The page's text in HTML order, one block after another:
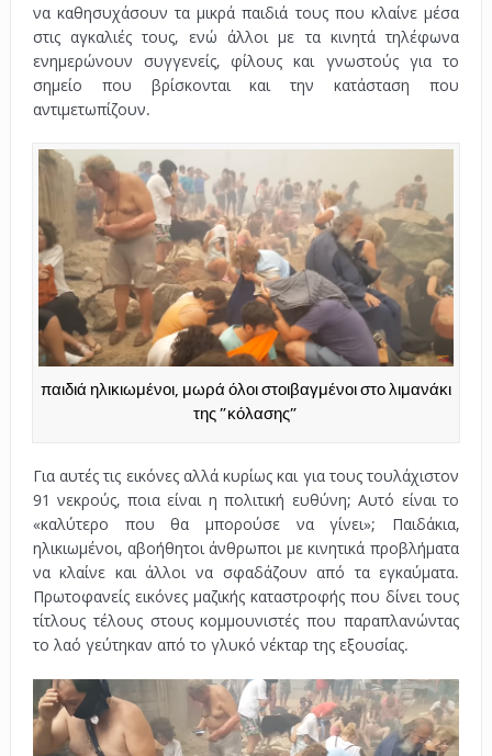
να καθησυχάσουν τα μικρά παιδιά τους που κλαίνε μέσα
στις αγκαλιές τους, ενώ άλλοι με τα κινητά τηλέφωνα
ενημερώνουν συγγενείς, φίλους και γνωστούς για το
σημείο που βρίσκονται και την κατάσταση που
αντιμετωπίζουν.
παιδιά ηλικιωμένοι, μωρά όλοι στοιβαγμένοι στο λιμανάκι
της ”κόλασης”
Για αυτές τις εικόνες αλλά κυρίως και για τους τουλάχιστον
91 νεκρούς, ποια είναι η πολιτική ευθύνη; Αυτό είναι το
«καλύτερο που θα μπορούσε να γίνει»; Παιδάκια,
ηλικιωμένοι, αβοήθητοι άνθρωποι με κινητικά προβλήματα
να κλαίνε και άλλοι να σφαδάζουν από τα εγκαύματα.
Πρωτοφανείς εικόνες μαζικής καταστροφής που δίνει τους
τίτλους τέλους στους κομμουνιστές που παραπλανώντας
το λαό γεύτηκαν από το γλυκό νέκταρ της εξουσίας.